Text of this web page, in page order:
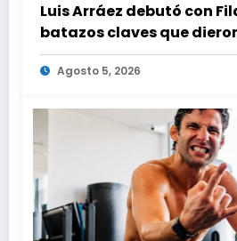
Luis Arráez debutó con
batazos claves que
ante Nacionales
Agosto 5, 2026